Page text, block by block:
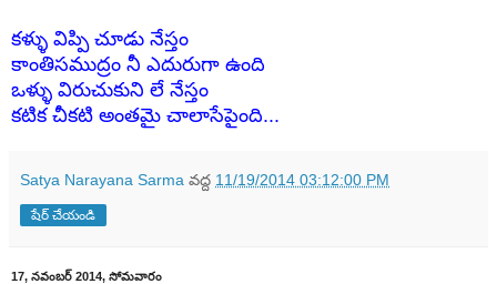
కళ్ళు విప్పి చూడు నేస్తం
కాంతిసముద్రం నీ ఎదురుగా ఉంది
ఒళ్ళు విరుచుకుని లే నేస్తం
కటిక చీకటి అంతమై చాలాసేపైంది...
Satya Narayana Sarma వద్ద 11/19/2014 03:12:00 PM
షేర్ చేయండి
17, నవంబర్ 2014, సోమవారం